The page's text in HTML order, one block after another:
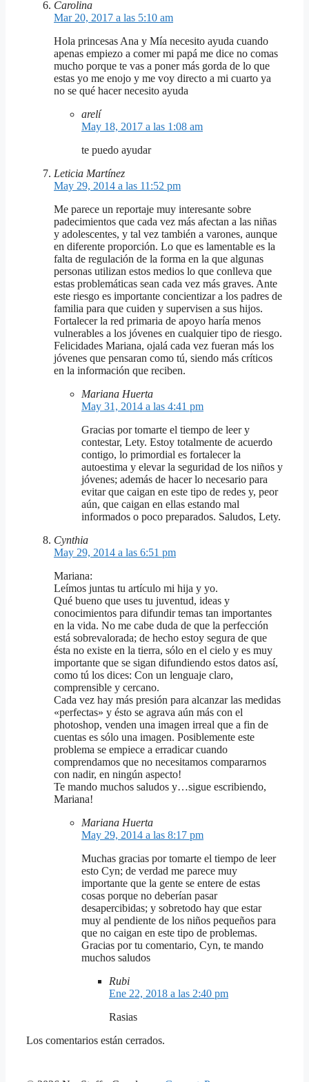
Carolina
Mar 20, 2017 a las 5:10 am
Hola princesas Ana y Mía necesito ayuda cuando
apenas empiezo a comer mi papá me dice no comas
mucho porque te vas a poner más gorda de lo que
estas yo me enojo y me voy directo a mi cuarto ya
no se qué hacer necesito ayuda
arelí
May 18, 2017 a las 1:08 am
te puedo ayudar
Leticia Martínez
May 29, 2014 a las 11:52 pm
Me parece un reportaje muy interesante sobre
padecimientos que cada vez más afectan a las niñas
y adolescentes, y tal vez también a varones, aunque
en diferente proporción. Lo que es lamentable es la
falta de regulación de la forma en la que algunas
personas utilizan estos medios lo que conlleva que
estas problemáticas sean cada vez más graves. Ante
este riesgo es importante concientizar a los padres de
familia para que cuiden y supervisen a sus hijos.
Fortalecer la red primaria de apoyo haría menos
vulnerables a los jóvenes en cualquier tipo de riesgo.
Felicidades Mariana, ojalá cada vez fueran más los
jóvenes que pensaran como tú, siendo más críticos
en la información que reciben.
Mariana Huerta
May 31, 2014 a las 4:41 pm
Gracias por tomarte el tiempo de leer y
contestar, Lety. Estoy totalmente de acuerdo
contigo, lo primordial es fortalecer la
autoestima y elevar la seguridad de los niños y
jóvenes; además de hacer lo necesario para
evitar que caigan en este tipo de redes y, peor
aún, que caigan en ellas estando mal
informados o poco preparados. Saludos, Lety.
Cynthia
May 29, 2014 a las 6:51 pm
Mariana:
Leímos juntas tu artículo mi hija y yo.
Qué bueno que uses tu juventud, ideas y
conocimientos para difundir temas tan importantes
en la vida. No me cabe duda de que la perfección
está sobrevalorada; de hecho estoy segura de que
ésta no existe en la tierra, sólo en el cielo y es muy
importante que se sigan difundiendo estos datos así,
como tú los dices: Con un lenguaje claro,
comprensible y cercano.
Cada vez hay más presión para alcanzar las medidas
«perfectas» y ésto se agrava aún más con el
photoshop, venden una imagen irreal que a fin de
cuentas es sólo una imagen. Posiblemente este
problema se empiece a erradicar cuando
comprendamos que no necesitamos compararnos
con nadir, en ningún aspecto!
Te mando muchos saludos y…sigue escribiendo,
Mariana!
Mariana Huerta
May 29, 2014 a las 8:17 pm
Muchas gracias por tomarte el tiempo de leer
esto Cyn; de verdad me parece muy
importante que la gente se entere de estas
cosas porque no deberían pasar
desapercibidas; y sobretodo hay que estar
muy al pendiente de los niños pequeños para
que no caigan en este tipo de problemas.
Gracias por tu comentario, Cyn, te mando
muchos saludos
Rubi
Ene 22, 2018 a las 2:40 pm
Rasias
Los comentarios están cerrados.